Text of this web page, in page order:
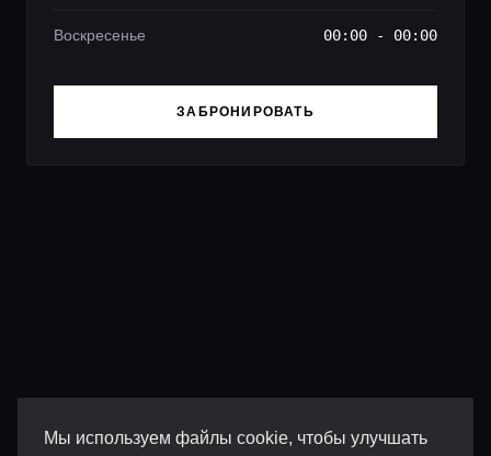
Мы используем файлы cookie, чтобы улучшать
Воскресенье 00:00 - 00:00
ЗАБРОНИРОВАТЬ